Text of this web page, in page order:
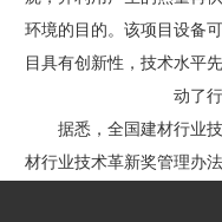
环境的目的。该项目设备
目具有创新性，技术水平
动了
据悉，全国建材行业技
材行业技术革新奖管理办
各省、自治区、直辖市技